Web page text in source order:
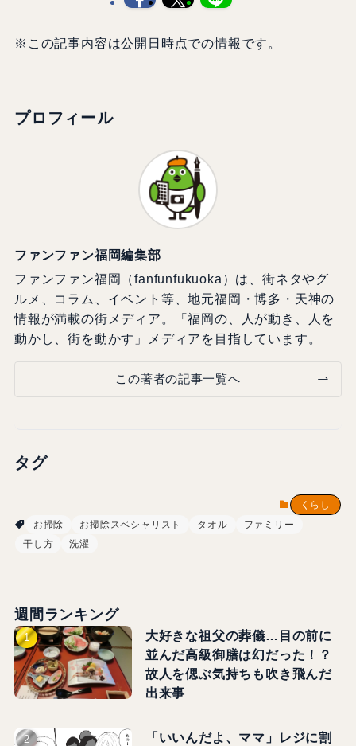
※この記事内容は公開日時点での情報です。
プロフィール
ファンファン福岡編集部
ファンファン福岡（fanfunfukuoka）は、街ネタやグ
ルメ、コラム、イベント等、地元福岡・博多・天神の
情報が満載の街メディア。「福岡の、人が動き、人を
動かし、街を動かす」メディアを目指しています。
この著者の記事一覧へ
タグ
くらし
お掃除
お掃除スペシャリスト タオル
ファミリー
干し方
洗濯
週間ランキング
大好きな祖父の葬儀…目の前に
並んだ高級御膳は幻だった！？
故人を偲ぶ気持ちも吹き飛んだ
出来事
「いいんだよ、ママ」レジに割